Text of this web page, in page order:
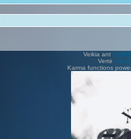
Veikia ant
Vertė Vilius
Karma functions